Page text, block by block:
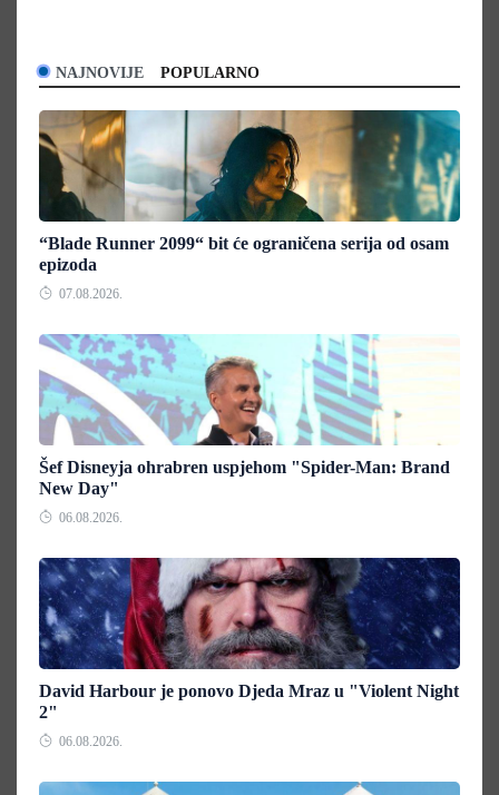
NAJNOVIJE POPULARNO
“Blade Runner 2099“ bit će ograničena serija od osam
epizoda
07.08.2026.
Šef Disneyja ohrabren uspjehom "Spider-Man: Brand
New Day"
06.08.2026.
David Harbour je ponovo Djeda Mraz u "Violent Night
2"
06.08.2026.